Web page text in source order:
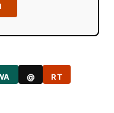
@ RT